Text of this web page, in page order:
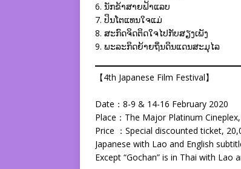
6. ນັກຂ້າສາຍຟ້າແລບ
7. ປິນໂຕແທນໃຈແມ່
8. ສະກົດຈິດຕິດໃຈໄປກັບສຽງເພັງ
9. ພະລະກິດຍ້າຍຖິ່ນດິນແດນສະມຸໄລ
【4th Japanese Film Festival】
Date：8-9 & 14-16 February 2020
Place：The Major Platinum
Price ：Special discounted ticket,
Japanese with Lao and English
Except “Gochan” is in Thai with Lao